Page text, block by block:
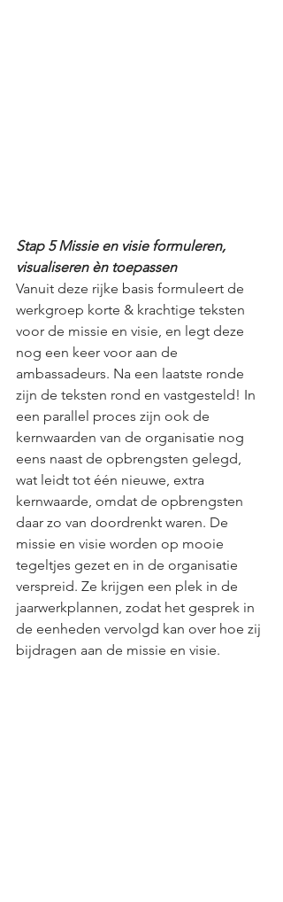
Stap 5 Missie en visie formuleren,
visualiseren èn toepassen
Vanuit deze rijke basis formuleert de
werkgroep korte & krachtige teksten
voor de missie en visie, en legt deze
nog een keer voor aan de
ambassadeurs. Na een laatste ronde
zijn de teksten rond en vastgesteld! In
een parallel proces zijn ook de
kernwaarden van de organisatie nog
eens naast de opbrengsten gelegd,
wat leidt tot één nieuwe, extra
kernwaarde, omdat de opbrengsten
daar zo van doordrenkt waren. De
missie en visie worden op mooie
tegeltjes gezet en in de organisatie
verspreid. Ze krijgen een plek in de
jaarwerkplannen, zodat het gesprek in
de eenheden vervolgd kan over hoe zij
bijdragen aan de missie en visie.